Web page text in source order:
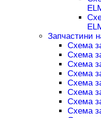
Запчастини
Схема
Схема
Схема
Схема
Схема
Схема
Схема
Схема